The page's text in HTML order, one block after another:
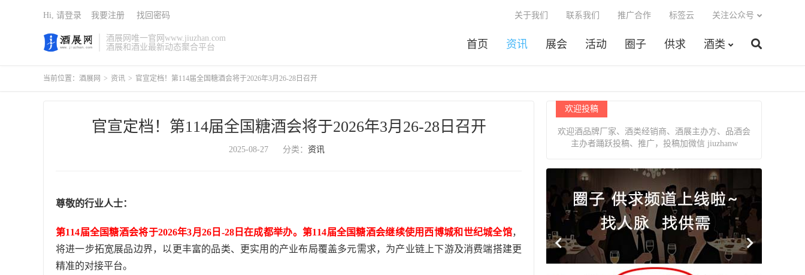
酒展网唯一官网www.jiuzhan.com
酒展和酒业最新动态聚合平台
首页 资讯 展会 活动 圈子 供求 酒类
关于我们 联系我们 推广合作 标签云 关注公众号
Hi, 请登录 我要注册 找回密码
当前位置： 酒展网 > 资讯 > 官宣定档！第114届全国糖酒会将于2026年3月26-28日召开
官宣定档！第114届全国糖酒会将于2026年3月26-28日召开
2025-08-27 分类： 资讯
尊敬的行业人士：
第114届全国糖酒会将于2026年3月26日-28日在成都举办。第114届全国糖酒会继续使用西博城和世纪城全馆，
将进一步拓宽展品边界，以更丰富的品类、更实用的产业布局覆盖多元需求，为产业链上下游及消费端搭建更
精准的对接平台。
欢迎投稿
欢迎酒品牌厂家、酒类经销商、酒展主办方、品酒会
主办者踊跃投稿、推广，投稿加微信 jiuzhanw